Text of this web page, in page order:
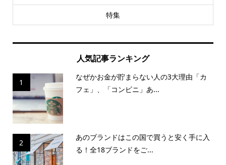
特集
人気記事ランキング
1
なぜかお金が貯まらない人の3大理由「カ
フェ」、「コンビニ」あ...
2
あのブランドはこの国で買うと安く手に入
る！全18ブランドをご...